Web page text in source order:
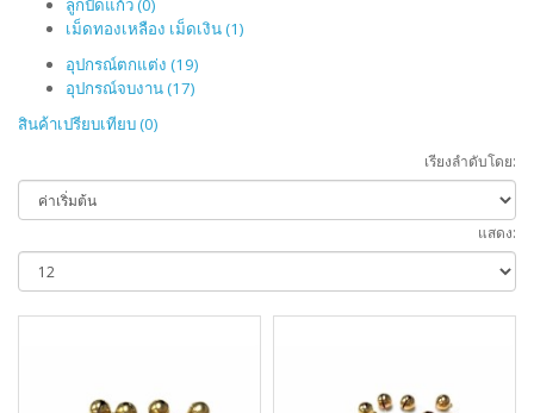
ลูกปัดแก้ว (0)
เม็ดทองเหลือง เม็ดเงิน (1)
อุปกรณ์ตกแต่ง (19)
อุปกรณ์จบงาน (17)
สินค้าเปรียบเทียบ (0)
เรียงลำดับโดย:
แสดง: